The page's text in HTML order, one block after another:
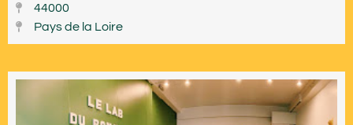
44000
Pays de la Loire